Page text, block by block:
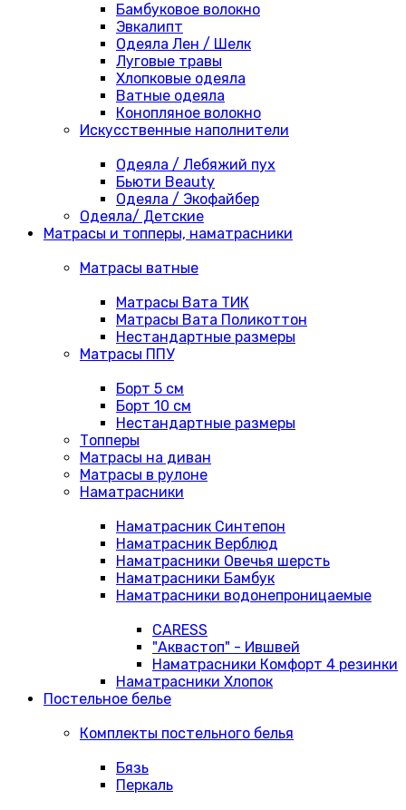
Бамбуковое волокно
Эвкалипт
Одеяла Лен / Шелк
Луговые травы
Хлопковые одеяла
Ватные одеяла
Конопляное волокно
Искусственные наполнители
Одеяла / Лебяжий пух
Бьюти Beauty
Одеяла / Экофайбер
Одеяла/ Детские
Матрасы и топперы, наматрасники
Матрасы ватные
Матрасы Вата ТИК
Матрасы Вата Поликоттон
Нестандартные размеры
Матрасы ППУ
Борт 5 см
Борт 10 см
Нестандартные размеры
Топперы
Матрасы на диван
Матрасы в рулоне
Наматрасники
Наматрасник Синтепон
Наматрасник Верблюд
Наматрасники Овечья шерсть
Наматрасники Бамбук
Наматрасники водонепроницаемые
CARESS
"Аквастоп" - Ившвей
Наматрасники Комфорт 4 резинки
Наматрасники Хлопок
Постельное белье
Комплекты постельного белья
Бязь
Перкаль